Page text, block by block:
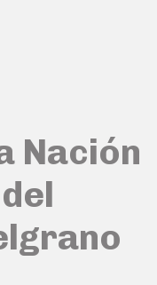
Nación